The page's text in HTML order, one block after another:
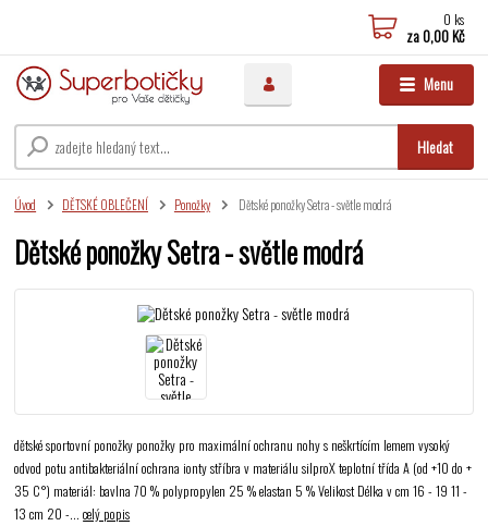
Menu
Hledat
0 ks
za0,00 Kč
Úvod DĚTSKÉ OBLEČENÍ Ponožky Dětské ponožky Setra - světle modrá
Dětské ponožky Setra - světle modrá
dětské sportovní ponožky ponožky pro maximální ochranu nohy s neškrtícím lemem vysoký
odvod potu antibakteriální ochrana ionty stříbra v materiálu silproX teplotní třída A (od +10 do +
35 C°) materiál: bavlna 70 % polypropylen 25 % elastan 5 % Velikost Délka v cm 16 - 19 11 -
13 cm 20 -...celý popis